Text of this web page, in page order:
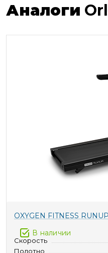
Аналоги
OXYGEN FITNESS
В наличии
Скорость
Полотно